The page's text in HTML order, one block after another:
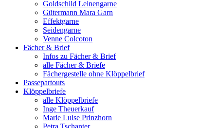
Goldschild Leinengarne
Gütermann Mara Garn
Effektgarne
Seidengarne
Venne Colcoton
Fächer & Brief
Infos zu Fächer & Brief
alle Fächer & Briefe
Fächergestelle ohne Klöppelbrief
Passepartouts
Klöppelbriefe
alle Klöppelbriefe
Inge Theuerkauf
Marie Luise Prinzhorn
Petra Tschanter